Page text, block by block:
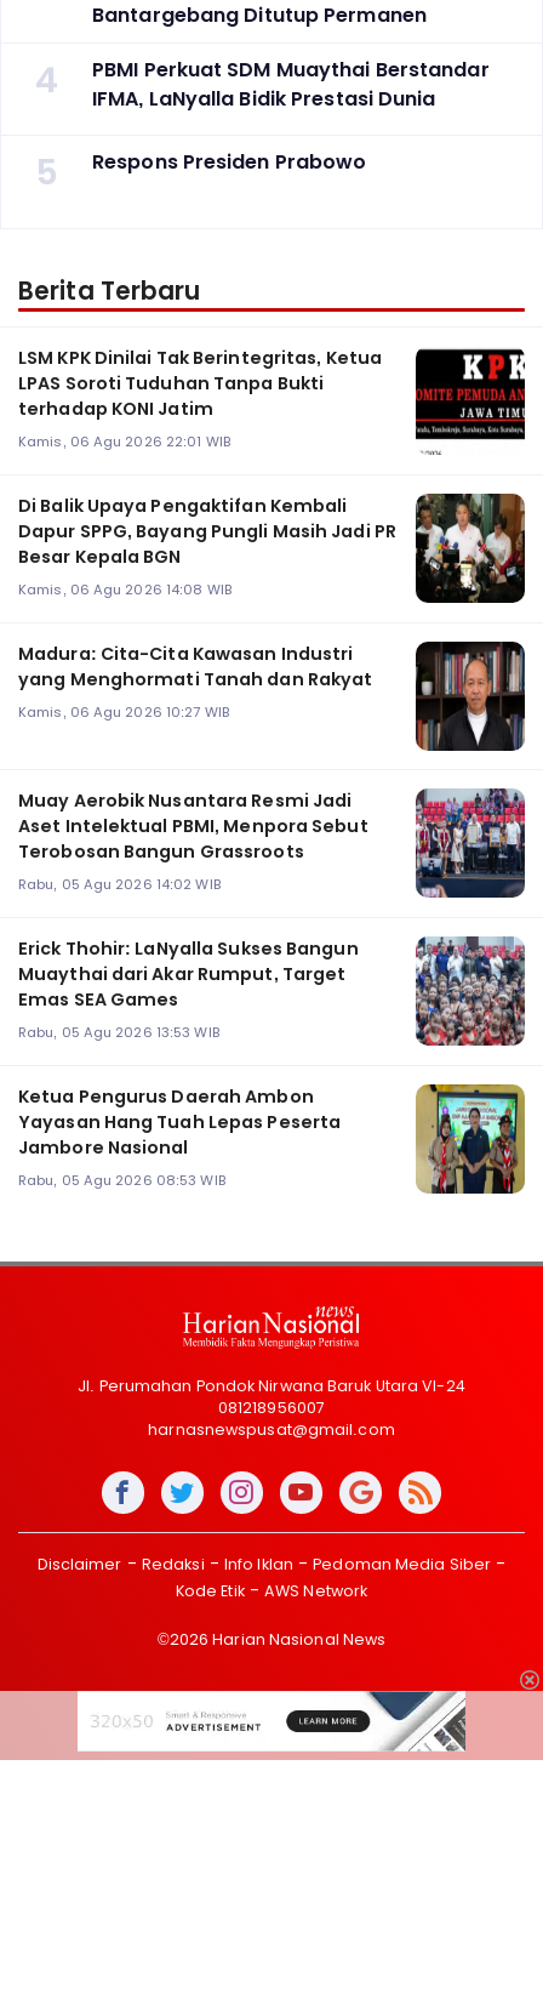
Bantargebang Ditutup Permanen
4
PBMI Perkuat SDM Muaythai Berstandar
IFMA, LaNyalla Bidik Prestasi Dunia
5 Respons Presiden Prabowo
Berita Terbaru
LSM KPK Dinilai Tak Berintegritas, Ketua
LPAS Soroti Tuduhan Tanpa Bukti
terhadap KONI Jatim
Kamis, 06 Agu 2026 22:01 WIB
Di Balik Upaya Pengaktifan Kembali
Dapur SPPG, Bayang Pungli Masih Jadi PR
Besar Kepala BGN
Kamis, 06 Agu 2026 14:08 WIB
Madura: Cita-Cita Kawasan Industri
yang Menghormati Tanah dan Rakyat
Kamis, 06 Agu 2026 10:27 WIB
Muay Aerobik Nusantara Resmi Jadi
Aset Intelektual PBMI, Menpora Sebut
Terobosan Bangun Grassroots
Rabu, 05 Agu 2026 14:02 WIB
Erick Thohir: LaNyalla Sukses Bangun
Muaythai dari Akar Rumput, Target
Emas SEA Games
Rabu, 05 Agu 2026 13:53 WIB
Ketua Pengurus Daerah Ambon
Yayasan Hang Tuah Lepas Peserta
Jambore Nasional
Rabu, 05 Agu 2026 08:53 WIB
Jl. Perumahan Pondok Nirwana Baruk Utara VI-24
081218956007
harnasnewspusat@gmail.com
Disclaimer Redaksi Info Iklan
Pedoman Media Siber
Kode Etik
AWS Network
©2026 Harian Nasional News